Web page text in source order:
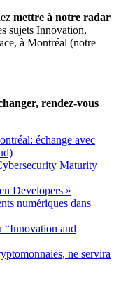
mettre à notre radar
sujets Innovation,
à Montréal (notre
rendez-vous
échange avec
Maturity
Developers »
numériques dans
“Innovation and
ne servira